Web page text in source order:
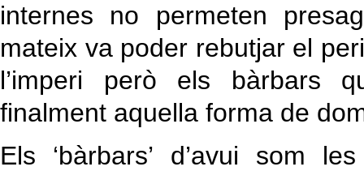
internes no permeten
mateix va poder rebutjar el
l’imperi però els bàrbars
finalment aquella forma de
Els ‘bàrbars’ d’avui som